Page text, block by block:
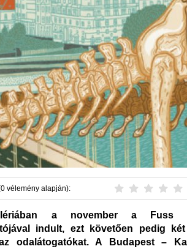
vélemény alapján):
a november a Fuss
indult, ezt követően pedig
odalátogatókat. A Budapest –